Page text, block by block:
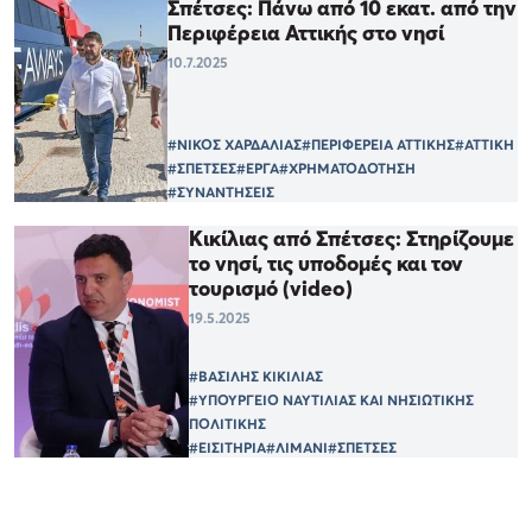
Σπέτσες: Πάνω από 10 εκατ. από την
Περιφέρεια Αττικής στο νησί
10.7.2025
#ΝΙΚΟΣ ΧΑΡΔΑΛΙΑΣ#ΠΕΡΙΦΕΡΕΙΑ ΑΤΤΙΚΗΣ#ΑΤΤΙΚΗ
#ΣΠΕΤΣΕΣ#ΕΡΓΑ#ΧΡΗΜΑΤΟΔΟΤΗΣΗ
#ΣΥΝΑΝΤΗΣΕΙΣ
Κικίλιας από Σπέτσες: Στηρίζουμε
το νησί, τις υποδομές και τον
τουρισμό (video)
19.5.2025
#ΒΑΣΙΛΗΣ ΚΙΚΙΛΙΑΣ
#ΥΠΟΥΡΓΕΙΟ ΝΑΥΤΙΛΙΑΣ ΚΑΙ ΝΗΣΙΩΤΙΚΗΣ
ΠΟΛΙΤΙΚΗΣ
#ΕΙΣΙΤΗΡΙΑ#ΛΙΜΑΝΙ#ΣΠΕΤΣΕΣ